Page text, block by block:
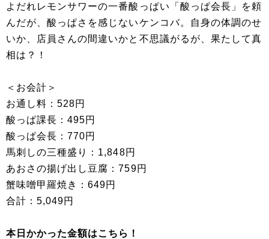
よだれレモンサワーの一番酸っぱい「酸っぱ会長」を頼
んだが、酸っぱさを感じないケンコバ。自身の体調のせ
いか、店員さんの間違いかと不思議がるが、果たして真
相は？！
＜お会計＞
お通し料：528円
酸っぱ課長：495円
酸っぱ会長：770円
馬刺しの三種盛り：1,848円
あおさの揚げ出し豆腐：759円
蟹味噌甲羅焼き：649円
合計：5,049円
本日かかった金額はこちら！